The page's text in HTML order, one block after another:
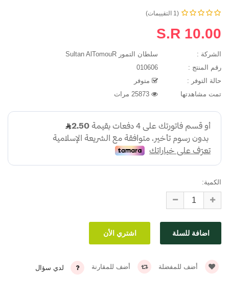
(1 التقييمات)
S.R 10.00
الشركة :
سلطان التمور Sultan AlTomouR
رقم المنتج :
حالة التوفر :
متوفر
تمت مشاهدتها
الكمية:
أضف للمفضلة أضف للمقارنة لدي سؤال